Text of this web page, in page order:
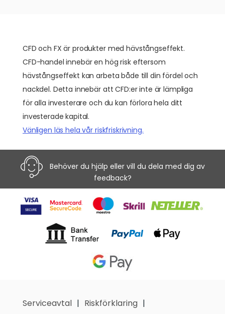
CFD och FX är produkter med hävstångseffekt.
CFD-handel innebär en hög risk eftersom
hävstångseffekt kan arbeta både till din fördel och
nackdel. Detta innebär att CFD:er inte är lämpliga
för alla investerare och du kan förlora hela ditt
investerade kapital.
Vänligen läs hela vår riskfriskrivning.
Behöver du hjälp eller vill du dela med dig av
feedback?
Serviceavtal
Riskförklaring